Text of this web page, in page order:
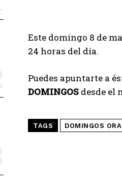
Este domingo 8 de
24 horas del día.
Puedes apuntarte a
DOMINGOS desde el
TAGS DOMINGOS